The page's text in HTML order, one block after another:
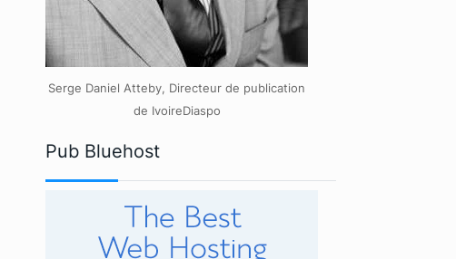
Serge Daniel Atteby, Directeur de publication
de IvoireDiaspo
Pub Bluehost